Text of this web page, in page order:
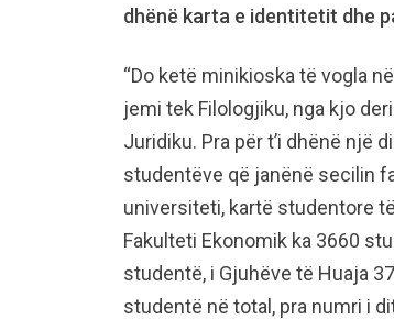
dhënë karta e identitetit dhe
“Do ketë minikioska të vogla
jemi tek Filologjiku, nga kjo
Juridiku. Pra për t’i dhënë një
studentëve që janënë secilin
universiteti, kartë studentore
Fakulteti Ekonomik ka 3660
studentë, i Gjuhëve të Huaja
studentë në total, pra numri i